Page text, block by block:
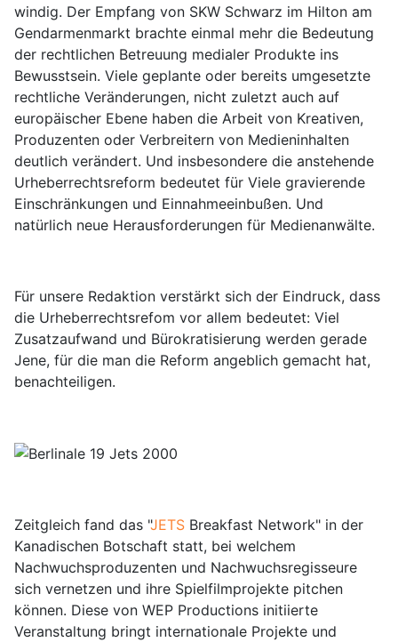
windig. Der Empfang von SKW Schwarz im Hilton am
Gendarmenmarkt brachte einmal mehr die Bedeutung
der rechtlichen Betreuung medialer Produkte ins
Bewusstsein. Viele geplante oder bereits umgesetzte
rechtliche Veränderungen, nicht zuletzt auch auf
europäischer Ebene haben die Arbeit von Kreativen,
Produzenten oder Verbreitern von Medieninhalten
deutlich verändert. Und insbesondere die anstehende
Urheberrechtsreform bedeutet für Viele gravierende
Einschränkungen und Einnahmeeinbußen. Und
natürlich neue Herausforderungen für Medienanwälte.
Für unsere Redaktion verstärkt sich der Eindruck, dass
die Urheberrechtsrefom vor allem bedeutet: Viel
Zusatzaufwand und Bürokratisierung werden gerade
Jene, für die man die Reform angeblich gemacht hat,
benachteiligen.
Zeitgleich fand das "JETS Breakfast Network" in der
Kanadischen Botschaft statt, bei welchem
Nachwuchsproduzenten und Nachwuchsregisseure
sich vernetzen und ihre Spielfilmprojekte pitchen
können. Diese von WEP Productions initiierte
Veranstaltung bringt internationale Projekte und